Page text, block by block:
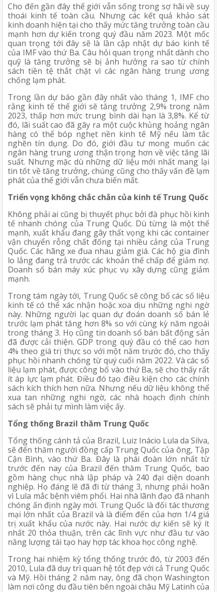
Cho đến gần đây thế giới vẫn sống trong sợ hãi về suy
thoái kinh tế toàn cầu. Nhưng các kết quả khảo sát
kinh doanh hiện tại cho thấy mức tăng trưởng toàn cầu
mạnh hơn dự kiến trong quý đầu năm 2023. Một mốc
quan trọng tới đây sẽ là lần cập nhật dự báo kinh tế
của IMF vào thứ Ba. Câu hỏi quan trọng nhất dành cho
quỹ là tăng trưởng sẽ bị ảnh hưởng ra sao từ chính
sách tiền tệ thắt chặt vì các ngân hàng trung ương
chống lạm phát.
Trong lần dự báo gần đây nhất vào tháng 1, IMF cho
rằng kinh tế thế giới sẽ tăng trưởng 2,9% trong năm
2023, thấp hơn mức trung bình dài hạn là 3,8%. Kể từ
đó, lãi suất cao đã gây ra một cuộc khủng hoảng ngân
hàng có thể bóp nghẹt nền kinh tế Mỹ nếu làm tắc
nghẽn tín dụng. Do đó, giới đầu tư mong muốn các
ngân hàng trung ương thận trọng hơn về việc tăng lãi
suất. Nhưng mặc dù những dữ liệu mới nhất mang lại
tin tốt về tăng trưởng, chúng cũng cho thấy vấn đề lạm
phát của thế giới vẫn chưa biến mất.
Triển vọng không chắc chắn của kinh tế Trung Quốc
Không phải ai cũng bị thuyết phục bởi đà phục hồi kinh
tế nhanh chóng của Trung Quốc. Dù từng là một thế
mạnh, xuất khẩu đang gây thất vọng khi các container
vận chuyển rỗng chất đống tại nhiều cảng của Trung
Quốc. Các hãng xe đua nhau giảm giá. Các hộ gia đình
lo lắng đang trả trước các khoản thế chấp để giảm nợ.
Doanh số bán máy xúc phục vụ xây dựng cũng giảm
mạnh.
Trong tám ngày tới, Trung Quốc sẽ công bố các số liệu
kinh tế có thể xác nhận hoặc xoa dịu những nghi ngờ
này. Những người lạc quan dự đoán doanh số bán lẻ
trước lạm phát tăng hơn 8% so với cùng kỳ năm ngoái
trong tháng 3. Họ cũng tin doanh số bán bất động sản
đã được cải thiện. GDP trong quý đầu có thể cao hơn
4% theo giá trị thực so với một năm trước đó, cho thấy
phục hồi nhanh chóng từ quý cuối năm 2022. Và các số
liệu lạm phát, được công bố vào thứ Ba, sẽ cho thấy rất
ít áp lực lạm phát. Điều đó tạo điều kiện cho các chính
sách kích thích hơn nữa. Nhưng nếu dữ liệu không thể
xua tan những nghi ngờ, các nhà hoạch định chính
sách sẽ phải tự mình làm việc ấy.
Tổng thống Brazil thăm Trung Quốc
Tổng thống cánh tả của Brazil, Luiz Inácio Lula da Silva,
sẽ đến thăm người đồng cấp Trung Quốc của ông, Tập
Cận Bình, vào thứ Ba. Đây là phái đoàn lớn nhất từ
trước đến nay của Brazil đến thăm Trung Quốc, bao
gồm hàng chục nhà lập pháp và 240 đại diện doanh
nghiệp. Họ đáng lẽ đã đi từ tháng 3, nhưng phải hoãn
vì Lula mắc bệnh viêm phổi. Hai nhà lãnh đạo đã nhanh
chóng ấn định ngày mới. Trung Quốc là đối tác thương
mại lớn nhất của Brazil và là điểm đến của hơn 1/4 giá
trị xuất khẩu của nước này. Hai nước dự kiến sẽ ký ít
nhất 20 thỏa thuận, trên các lĩnh vực như đầu tư vào
năng lượng tái tạo hay hợp tác khoa học công nghệ.
Trong hai nhiệm kỳ tổng thống trước đó, từ 2003 đến
2010, Lula đã duy trì quan hệ tốt đẹp với cả Trung Quốc
và Mỹ. Hồi tháng 2 năm nay, ông đã chọn Washington
làm nơi công du đầu tiên bên ngoài châu Mỹ Latinh của